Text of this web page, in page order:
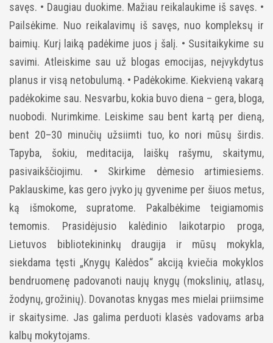
savęs. • Daugiau duokime. Mažiau reikalaukime iš savęs. •
Pailsėkime. Nuo reikalavimų iš savęs, nuo kompleksų ir
baimių. Kurį laiką padėkime juos į šalį. • Susitaikykime su
savimi. Atleiskime sau už blogas emocijas, neįvykdytus
planus ir visą netobulumą. • Padėkokime. Kiekvieną vakarą
padėkokime sau. Nesvarbu, kokia buvo diena – gera, bloga,
nuobodi. Nurimkime. Leiskime sau bent kartą per dieną,
bent 20–30 minučių užsiimti tuo, ko nori mūsų širdis.
Tapyba, šokiu, meditacija, laiškų rašymu, skaitymu,
pasivaikščiojimu. • Skirkime dėmesio artimiesiems.
Paklauskime, kas gero įvyko jų gyvenime per šiuos metus,
ką išmokome, supratome. Pakalbėkime teigiamomis
temomis. Prasidėjusio kalėdinio laikotarpio proga,
Lietuvos bibliotekininkų draugija ir mūsų mokykla,
siekdama tęsti „Knygų Kalėdos“ akciją kviečia mokyklos
bendruomenę padovanoti naujų knygų (mokslinių, atlasų,
žodynų, grožinių). Dovanotas knygas mes mielai priimsime
ir skaitysime. Jas galima perduoti klasės vadovams arba
kalbų mokytojams.